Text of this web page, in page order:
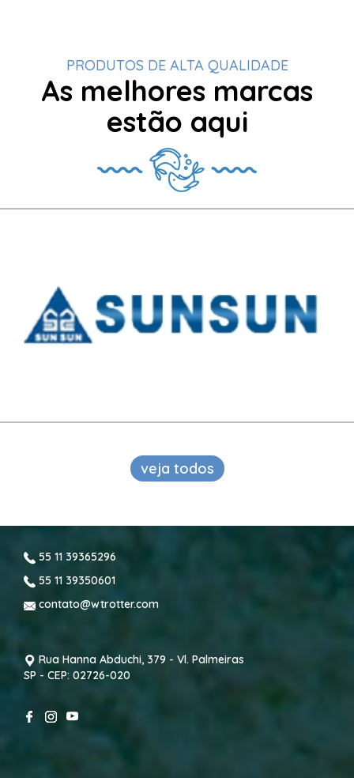
PRODUTOS DE ALTA QUALIDADE
As melhores marcas
estão aqui
veja todos
55 11 39365296
55 11 39350601
contato@wtrotter.com
Rua Hanna Abduchi, 379 - Vl. Palmeiras
SP - CEP: 02726-020